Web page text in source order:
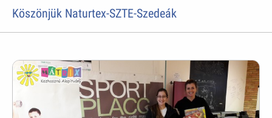
Köszönjük Naturtex-SZTE-Szedeák